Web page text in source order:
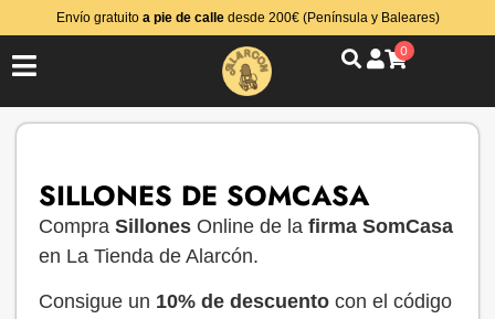
Envío gratuito a pie de calledesde 200€ (Península y Baleares)
0
SILLONES DE SOMCASA
Compra Sillones Online de la firma SomCasa
en La Tienda de Alarcón.
Consigue un 10% de descuento con el código